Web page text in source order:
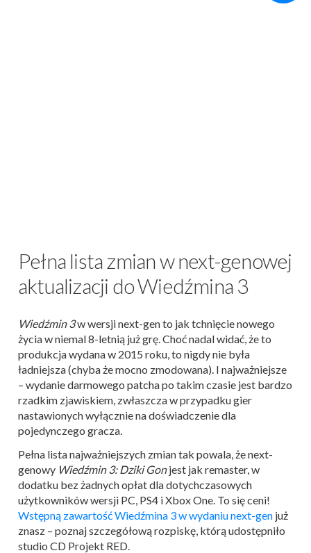
Pełna lista zmian w next-genowej
aktualizacji do Wiedźmina 3
Wiedźmin 3w wersji next-gen to jak tchnięcie nowego
życia w niemal 8-letnią już grę. Choć nadal widać, że to
produkcja wydana w 2015 roku, to nigdy nie była
ładniejsza (chyba że mocno zmodowana). I najważniejsze
– wydanie darmowego patcha po takim czasie jest bardzo
rzadkim zjawiskiem, zwłaszcza w przypadku gier
nastawionych wyłącznie na doświadczenie dla
pojedynczego gracza.
Pełna lista najważniejszych zmian tak powala, że next-
genowy Wiedźmin 3: Dziki Gonjest jak remaster, w
dodatku bez żadnych opłat dla dotychczasowych
użytkowników wersji PC, PS4 i Xbox One. To się ceni!
Wstępną zawartość Wiedźmina 3 w wydaniu next-gen już
znasz – poznaj szczegółową rozpiskę, którą udostępniło
studio CD Projekt RED.